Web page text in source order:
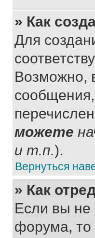
» Как
Для
Возможно,
можете
и т.п.).
Вернуться
» Как
Если вы не
форума, то